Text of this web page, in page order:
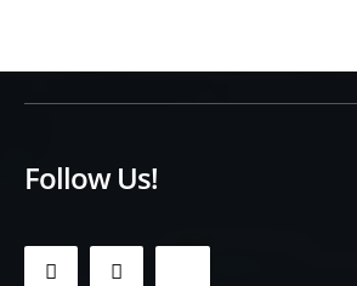
Follow Us!